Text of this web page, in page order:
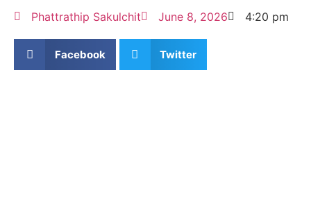
Phattrathip Sakulchit June 8, 2026 4:20 pm
Facebook Twitter